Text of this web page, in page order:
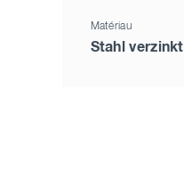
Matériau
Stahl verzinkt